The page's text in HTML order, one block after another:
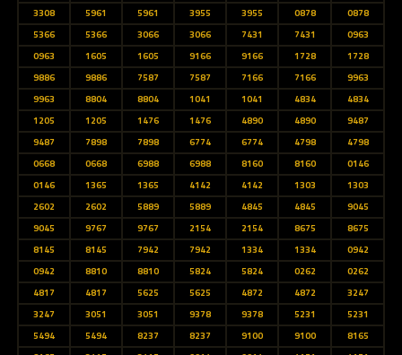
3308
5961 5961 3955 3955 0878
0878
5366
5366 3066 3066 7431 7431
0963
0963
1605 1605 9166 9166 1728
1728
9886
9886 7587 7587 7166 7166
9963
9963
8804 8804 1041 1041 4834
4834
1205
1205 1476 1476 4890 4890
9487
9487
7898 7898 6774 6774 4798
4798
0668
0668 6988 6988 8160 8160
0146
0146
1365 1365 4142 4142 1303
1303
2602
2602 5889 5889 4845 4845
9045
9045
9767 9767 2154 2154 8675
8675
8145
8145 7942 7942 1334 1334
0942
0942
8810 8810 5824 5824 0262
0262
4817
4817 5625 5625 4872 4872
3247
3247
3051 3051 9378 9378 5231
5231
5494
5494 8237 8237 9100 9100
8165